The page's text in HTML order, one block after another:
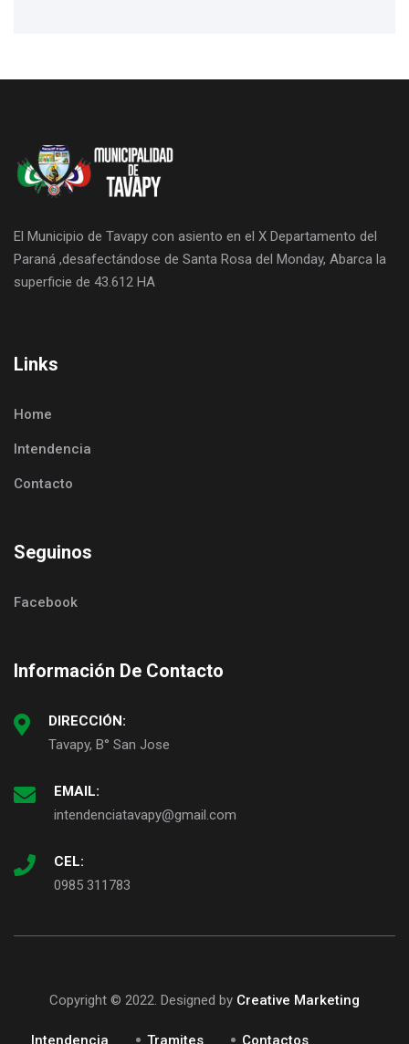
El Municipio de Tavapy con asiento en el X Departamento del
Paraná ,desafectándose de Santa Rosa del Monday, Abarca la
superficie de 43.612 HA
Links
Home
Intendencia
Contacto
Seguinos
Facebook
Información De Contacto
DIRECCIÓN:
Tavapy, B° San Jose
EMAIL:
intendenciatavapy@gmail.com
CEL:
0985 311783
Copyright © 2022. Designed by Creative Marketing
Intendencia Tramites Contactos